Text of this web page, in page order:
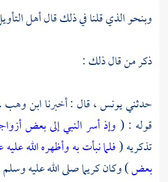
وبنحو الذي قلنا في ذلك قال أهل
ذكر من قال ذلك :
حدثنييونس ،قال : أخبرناابن وهب
قوله : ( وإذ أسر النبي إلى بعض
تذكريه (فلما نبأت به وأظهره الله
بعض) وكان كريما صلى الله عليه